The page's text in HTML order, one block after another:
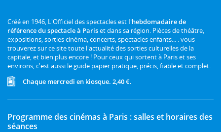
Créé en 1946, L'Officiel des spectacles est l'hebdomadaire de
référence du spectacle à Pariset dans sa région. Pièces de théâtre,
expositions, sorties cinéma, concerts, spectacles enfants... : vous
trouverez sur ce site toute l'actualité des sorties culturelles de la
capitale, et bien plus encore ! Pour ceux qui sortent à Paris et ses
environs, c'est aussi le guide papier pratique, précis, fiable et complet.
Chaque mercredi en kiosque. 2,40 €.
Programme des cinémas à Paris : salles et horaires des
séances